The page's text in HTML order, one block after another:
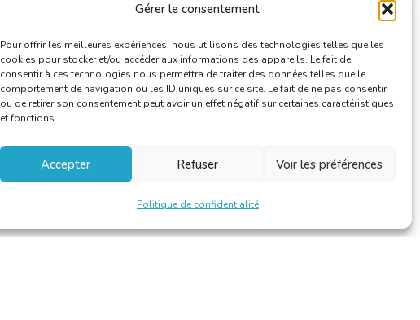
Gérer le consentement
Pour offrir les meilleures expériences, nous utilisons des technologies telles que les
cookies pour stocker et/ou accéder aux informations des appareils. Le fait de
consentir à ces technologies nous permettra de traiter des données telles que le
comportement de navigation ou les ID uniques sur ce site. Le fait de ne pas consentir
ou de retirer son consentement peut avoir un effet négatif sur certaines caractéristiques
et fonctions.
Accepter Refuser Voir les préférences
Politique de confidentialité
Catégories : Le linguiste